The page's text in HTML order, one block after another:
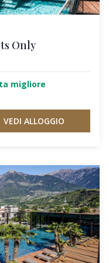
Only
migliore
VEDI ALLOGGIO